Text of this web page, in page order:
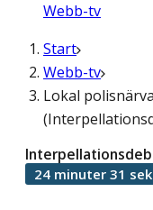
Webb-tv
Start
Webb-tv
Lokal
24 minuter 31